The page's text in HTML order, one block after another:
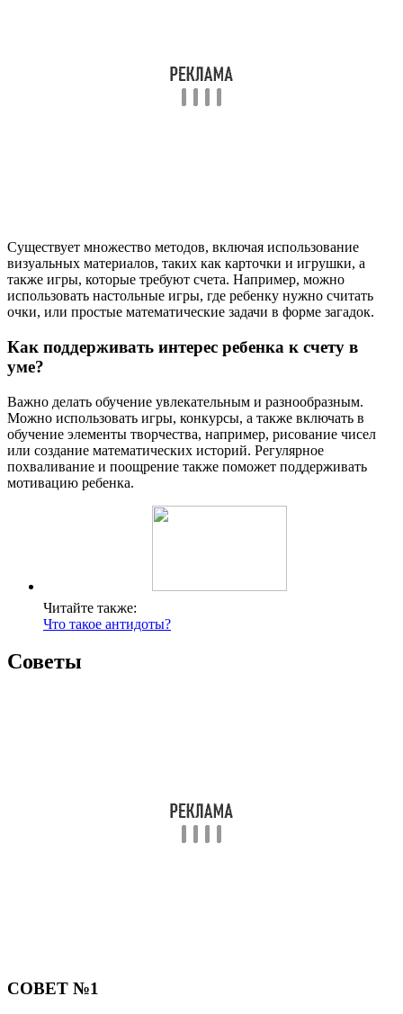
Существует множество методов, включая использование
визуальных материалов, таких как карточки и игрушки, а
также игры, которые требуют счета. Например, можно
использовать настольные игры, где ребенку нужно считать
очки, или простые математические задачи в форме загадок.
Как поддерживать интерес ребенка к счету в
уме?
Важно делать обучение увлекательным и разнообразным.
Можно использовать игры, конкурсы, а также включать в
обучение элементы творчества, например, рисование чисел
или создание математических историй. Регулярное
похваливание и поощрение также поможет поддерживать
мотивацию ребенка.
Читайте также:
Что такое антидоты?
Советы
СОВЕТ №1